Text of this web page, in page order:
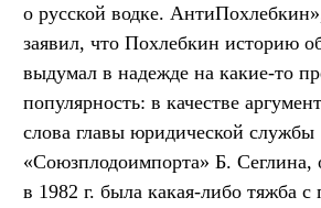
о русской водке.
заявил, что Похлебкин историю
выдумал в надежде на какие-то
популярность: в качестве
слова главы юридической службы
«Союзплодоимпорта» Б. Сеглина,
в 1982 г. была какая-либо тяжба с